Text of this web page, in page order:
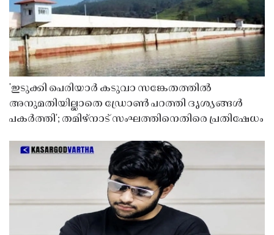
'ഇടുക്കി പെരിയാർ കടുവാ സങ്കേതത്തിൽ
അനുമതിയില്ലാതെ ഡ്രോൺ പറത്തി ദൃശ്യങ്ങൾ
പകർത്തി'; തമിഴ്നാട് സംഘത്തിനെതിരെ പ്രതിഷേധം